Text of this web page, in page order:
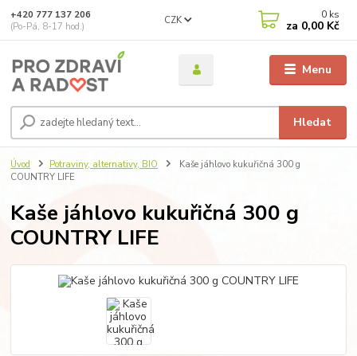
Menu
CZK
Hledat
+420 777 137 206
(Po-Pá, 8-17 hod.)
0 ks
za 0,00 Kč
Úvod Potraviny, alternativy, BIO
Kaše jáhlovo kukuřičná 300 g
COUNTRY LIFE
Kaše jáhlovo kukuřičná 300 g
COUNTRY LIFE